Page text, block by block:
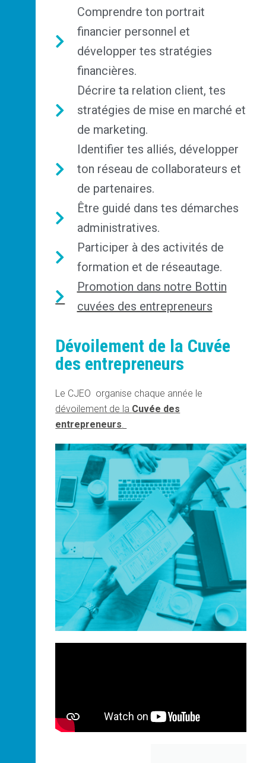
Comprendre ton portrait
financier personnel et
développer tes stratégies
financières.
Décrire ta relation client, tes
stratégies de mise en marché et
de marketing.
Identifier tes alliés, développer
ton réseau de collaborateurs et
de partenaires.
Être guidé dans tes démarches
administratives.
Participer à des activités de
formation et de réseautage.
Promotion dans notre Bottin
cuvées des entrepreneurs
Dévoilement de la Cuvée
des entrepreneurs
Le CJEO organise chaque année le
dévoilement de la Cuvée des
entrepreneurs.